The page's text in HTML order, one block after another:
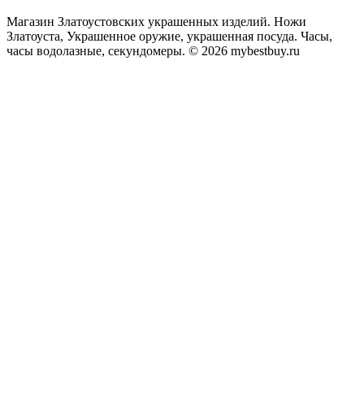
Магазин Златоустовских украшенных изделий. Ножи
Златоуста, Украшенное оружие, украшенная посуда. Часы,
часы водолазные, секундомеры. © 2026 mybestbuy.ru